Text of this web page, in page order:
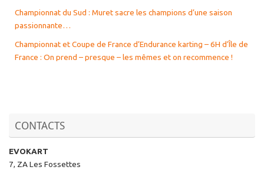
Championnat du Sud : Muret sacre les champions d’une saison
passionnante…
Championnat et Coupe de France d’Endurance karting – 6H d’Île de
France : On prend – presque – les mêmes et on recommence !
CONTACTS
EVOKART
7, ZA Les Fossettes